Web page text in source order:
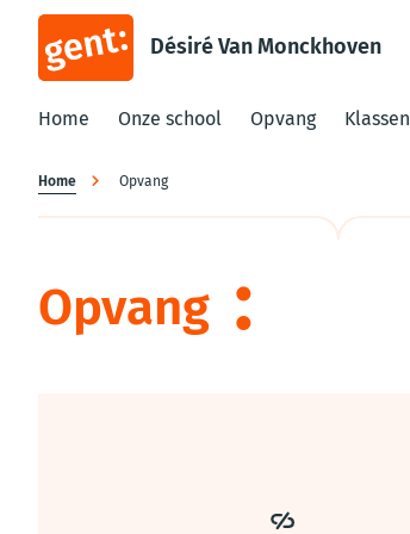
Désiré Van Monckhoven
Home Onze school Opvang Klassen
Kruimelpad
Home Opvang
Opvang